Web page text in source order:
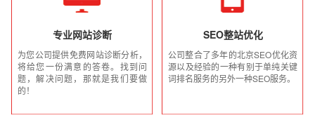
专业网站诊断
为您公司提供免费网站诊断分析，
将给您一份满意的答卷。找到问
题，解决问题，那就是我们要做
的！
SEO整站优化
公司整合了多年的北京SEO优化资
源以及经验的一种有别于单纯关键
词排名服务的另外一种SEO服务。